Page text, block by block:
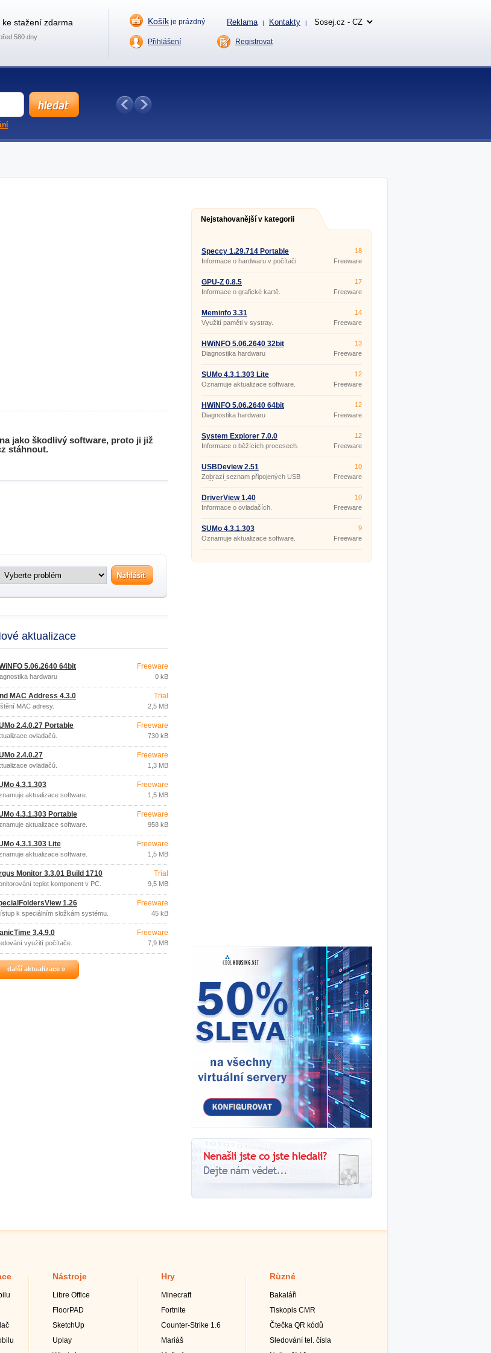
jako škodlivý software, proto ji již
stáhnout.
aktualizace
5.06.2640 64bit
hardwaru
Freeware
0 kB
MAC Address 4.3.0
MAC adresy.
Trial
2,5 MB
2.4.0.27 Portable
ovladačů.
Freeware
730 kB
2.4.0.27
ovladačů.
Freeware
1,3 MB
4.3.1.303
aktualizace software.
Freeware
1,5 MB
4.3.1.303 Portable
aktualizace software.
Freeware
958 kB
4.3.1.303 Lite
aktualizace software.
Freeware
1,5 MB
Monitor 3.3.01 Build 1710
teplot komponent v PC.
Trial
9,5 MB
1.26
k speciálním složkám systému.
Freeware
45 kB
3.4.9.0
využití počítače.
Freeware
7,9 MB
další aktualizace »
Nejstahovanější v kategorii
Speccy 1.29.714 Portable
Informace o hardwaru v počítači.
18
Freeware
GPU-Z 0.8.5
Informace o grafické kartě.
17
Freeware
Meminfo 3.31
Využití paměti v systray.
14
Freeware
HWiNFO 5.06.2640 32bit
Diagnostika hardwaru
13
Freeware
SUMo 4.3.1.303 Lite
Oznamuje aktualizace software.
12
Freeware
HWiNFO 5.06.2640 64bit
Portable
Diagnostika hardwaru
12
Freeware
System Explorer 7.0.0
Informace o běžících procesech.
12
Freeware
USBDeview 2.51
Zobrazí seznam připojených USB
zařízení.
10
Freeware
DriverView 1.40
Informace o ovladačích.
10
Freeware
SUMo 4.3.1.303
Oznamuje aktualizace software.
9
Freeware
Nástroje
Libre Office
FloorPAD
SketchUp
Uplay
Hry
Minecraft
Fortnite
Counter-Strike 1.6
Mariáš
Různé
Bakaláři
Tiskopis CMR
Čtečka QR kódů
Sledování tel. čísla
ke stažení zdarma
580 dny
Košík je prázdný Reklama | Kontakty |
Přihlášení Registrovat